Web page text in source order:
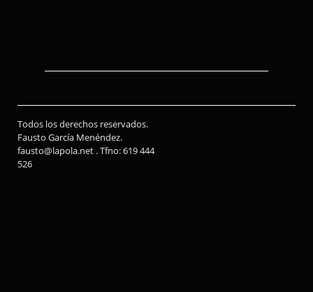
Todos los derechos reservados.
Fausto García Menéndez.
fausto@lapola.net . Tfno: 619 444
526